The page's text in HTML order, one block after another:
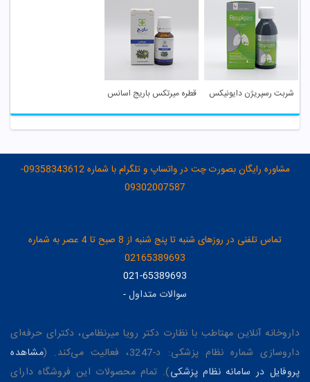
شربت رسپریژن دایونیکس قطره میرتکس باریج اسانس
مشاوره رایگان بصورت چت در واتساپ و تلگرام با شماره 09358343612-
09302007587
تماس تلفنی در روزهای شنبه تا پنج شنبه از 8 صبح تا 4 عصر به شماره
02165389693
021-65389693
سوالات متداول-
داروخانه آنلاین مهتاطب با نظارت دکتر رویا میرنظامی، دکترای حرفه‌ای
داروسازی شماره نظام پزشکی: د-3247، فعالیت می‌کند. (
مشاهده
پروفایل در سامانه نظام پزشکی). تمام محصولات این فروشگاه دارای